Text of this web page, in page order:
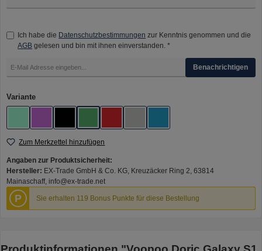
Ich habe die Datenschutzbestimmungen zur Kenntnis genommen und die
AGB gelesen und bin mit ihnen einverstanden. *
Benachrichtigen
Varianteauswählen
Zum Merkzettel hinzufügen
Angaben zur Produktsicherheit:
Hersteller: EX-Trade GmbH & Co. KG, Kreuzäcker Ring 2, 63814
Mainaschaff, info@ex-trade.net
P Sie erhalten 119 Bonus Punkte für diese Bestellung